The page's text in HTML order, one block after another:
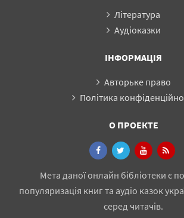
Література
Аудіоказки
ІНФОРМАЦІЯ
Авторьке право
Політика
О ПРОЕКТЕ
Мета даної онлайн бібліотеки є
популяризація книг та аудіо казок
серед читачів.